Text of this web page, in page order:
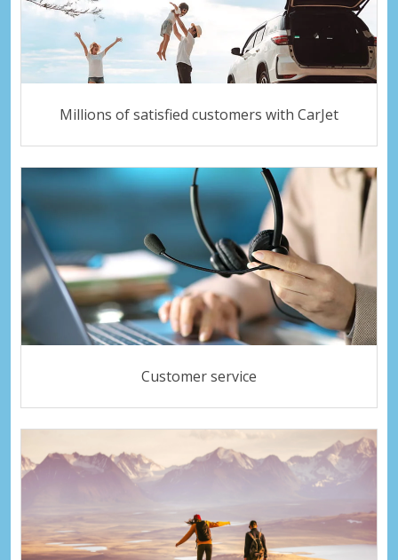
Millions of satisfied customers with CarJet
Customer service